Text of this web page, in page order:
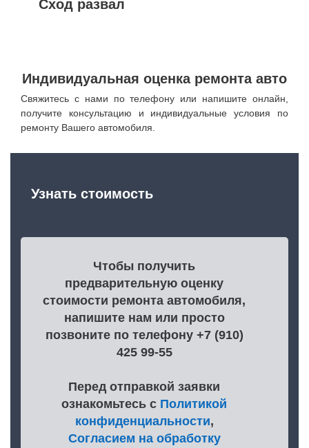
Сход развал
Индивидуальная оценка ремонта авто
Свяжитесь с нами по телефону или напишите онлайн,
получите консультацию и индивидуальные условия по
ремонту Вашего автомобиля.
Узнать стоимость
Чтобы получить
предварительную оценку
стоимости ремонта автомобиля,
напишите нам или просто
позвоните по телефону +7 (910)
425 99-55
Перед отправкой заявки
ознакомьтесь с Политикой
конфиденциальности,
Согласием на обработку